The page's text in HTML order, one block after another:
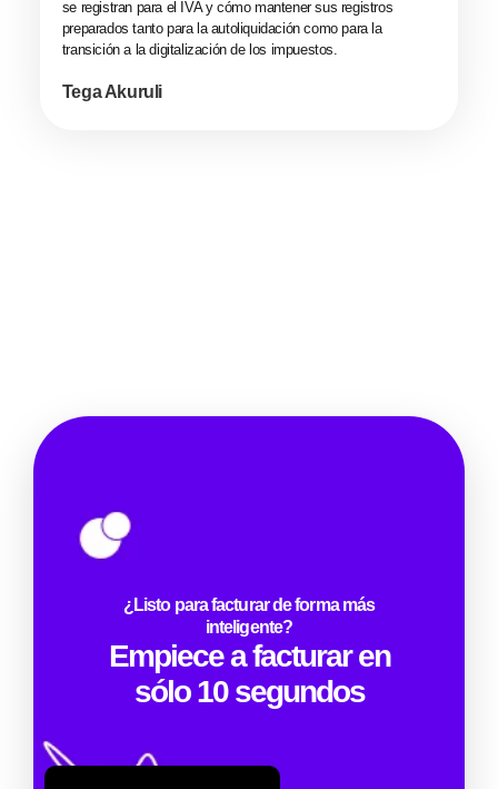
se registran para el IVA y cómo mantener sus registros
preparados tanto para la autoliquidación como para la
transición a la digitalización de los impuestos.
Tega Akuruli
¿Listo para facturar de forma más
inteligente?
Empiece a facturar en
sólo 10 segundos